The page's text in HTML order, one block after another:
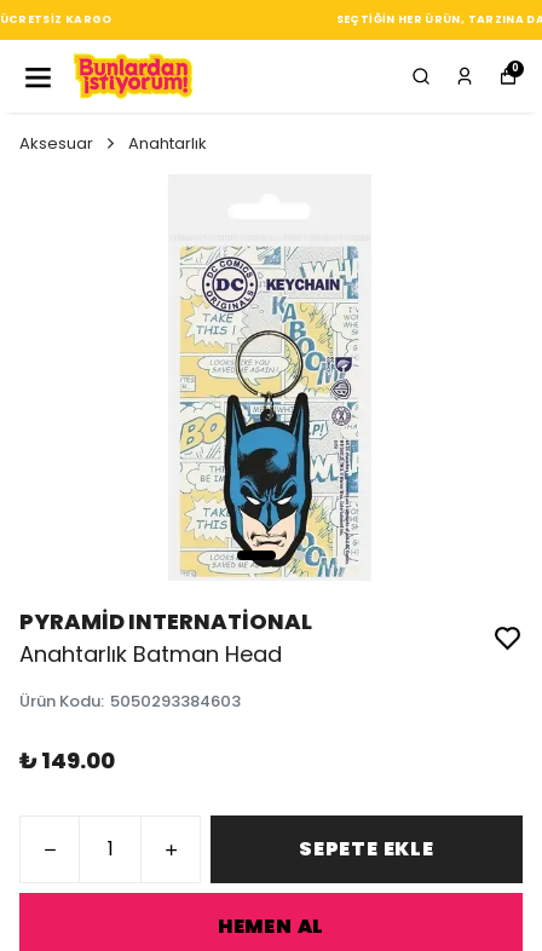
SEÇTIĞIN HER ÜRÜN, TARZINA DAIR KÜÇÜK BIR IMZA
0
Aksesuar Anahtarlık
PYRAMİD INTERNATİONAL
Anahtarlık Batman Head
Ürün Kodu: 5050293384603
₺ 149.00
SEPETE EKLE
HEMEN AL